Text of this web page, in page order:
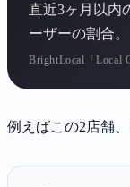
直近3ヶ月以内
ーザーの割合。
BrightLocal「Local
例えばこの2店舗